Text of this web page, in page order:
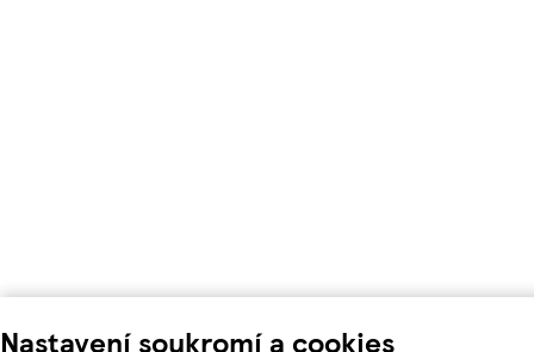
Nastavení soukromí a cookies